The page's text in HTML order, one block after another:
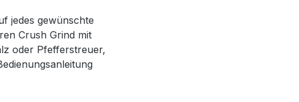
jedes gewünschte
Crush Grind mit
oder Pfefferstreuer,